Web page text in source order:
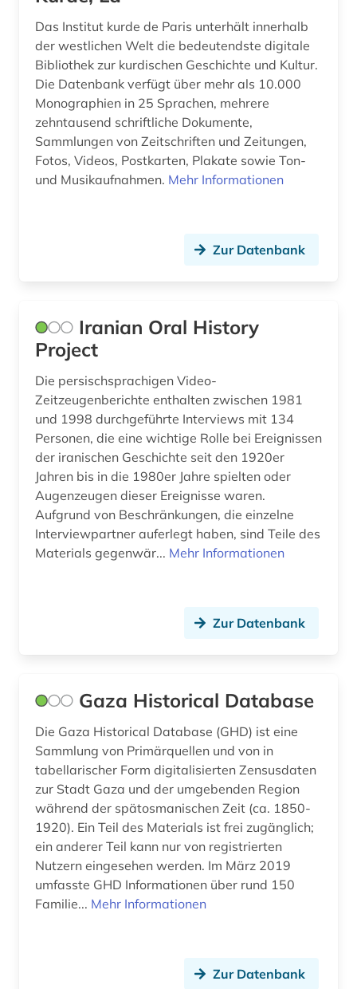
Das Institut kurde de Paris unterhält innerhalb
der westlichen Welt die bedeutendste digitale
Bibliothek zur kurdischen Geschichte und Kultur.
Die Datenbank verfügt über mehr als 10.000
Monographien in 25 Sprachen, mehrere
zehntausend schriftliche Dokumente,
Sammlungen von Zeitschriften und Zeitungen,
Fotos, Videos, Postkarten, Plakate sowie Ton-
und Musikaufnahmen. Mehr Informationen
Zur Datenbank
Iranian Oral History
Project
Die persischsprachigen Video-
Zeitzeugenberichte enthalten zwischen 1981
und 1998 durchgeführte Interviews mit 134
Personen, die eine wichtige Rolle bei Ereignissen
der iranischen Geschichte seit den 1920er
Jahren bis in die 1980er Jahre spielten oder
Augenzeugen dieser Ereignisse waren.
Aufgrund von Beschränkungen, die einzelne
Interviewpartner auferlegt haben, sind Teile des
Materials gegenwär... Mehr Informationen
Zur Datenbank
Gaza Historical Database
Die Gaza Historical Database (GHD) ist eine
Sammlung von Primärquellen und von in
tabellarischer Form digitalisierten Zensusdaten
zur Stadt Gaza und der umgebenden Region
während der spätosmanischen Zeit (ca. 1850-
1920). Ein Teil des Materials ist frei zugänglich;
ein anderer Teil kann nur von registrierten
Nutzern eingesehen werden. Im März 2019
umfasste GHD Informationen über rund 150
Familie... Mehr Informationen
Zur Datenbank